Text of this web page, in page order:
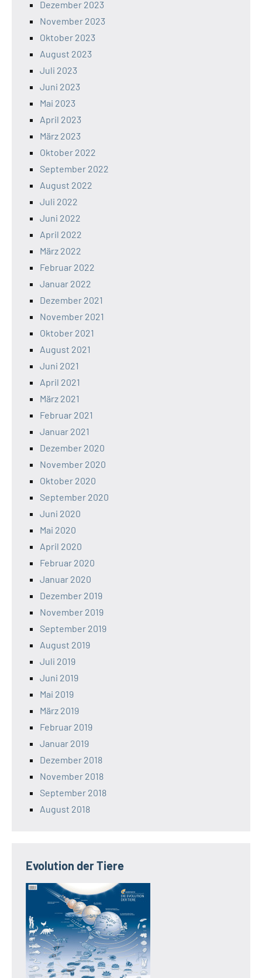
Dezember 2023
November 2023
Oktober 2023
August 2023
Juli 2023
Juni 2023
Mai 2023
April 2023
März 2023
Oktober 2022
September 2022
August 2022
Juli 2022
Juni 2022
April 2022
März 2022
Februar 2022
Januar 2022
Dezember 2021
November 2021
Oktober 2021
August 2021
Juni 2021
April 2021
März 2021
Februar 2021
Januar 2021
Dezember 2020
November 2020
Oktober 2020
September 2020
Juni 2020
Mai 2020
April 2020
Februar 2020
Januar 2020
Dezember 2019
November 2019
September 2019
August 2019
Juli 2019
Juni 2019
Mai 2019
März 2019
Februar 2019
Januar 2019
Dezember 2018
November 2018
September 2018
August 2018
Evolution der Tiere